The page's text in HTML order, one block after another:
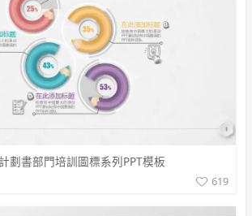
劃書部門培訓圖標系列PPT模板
619